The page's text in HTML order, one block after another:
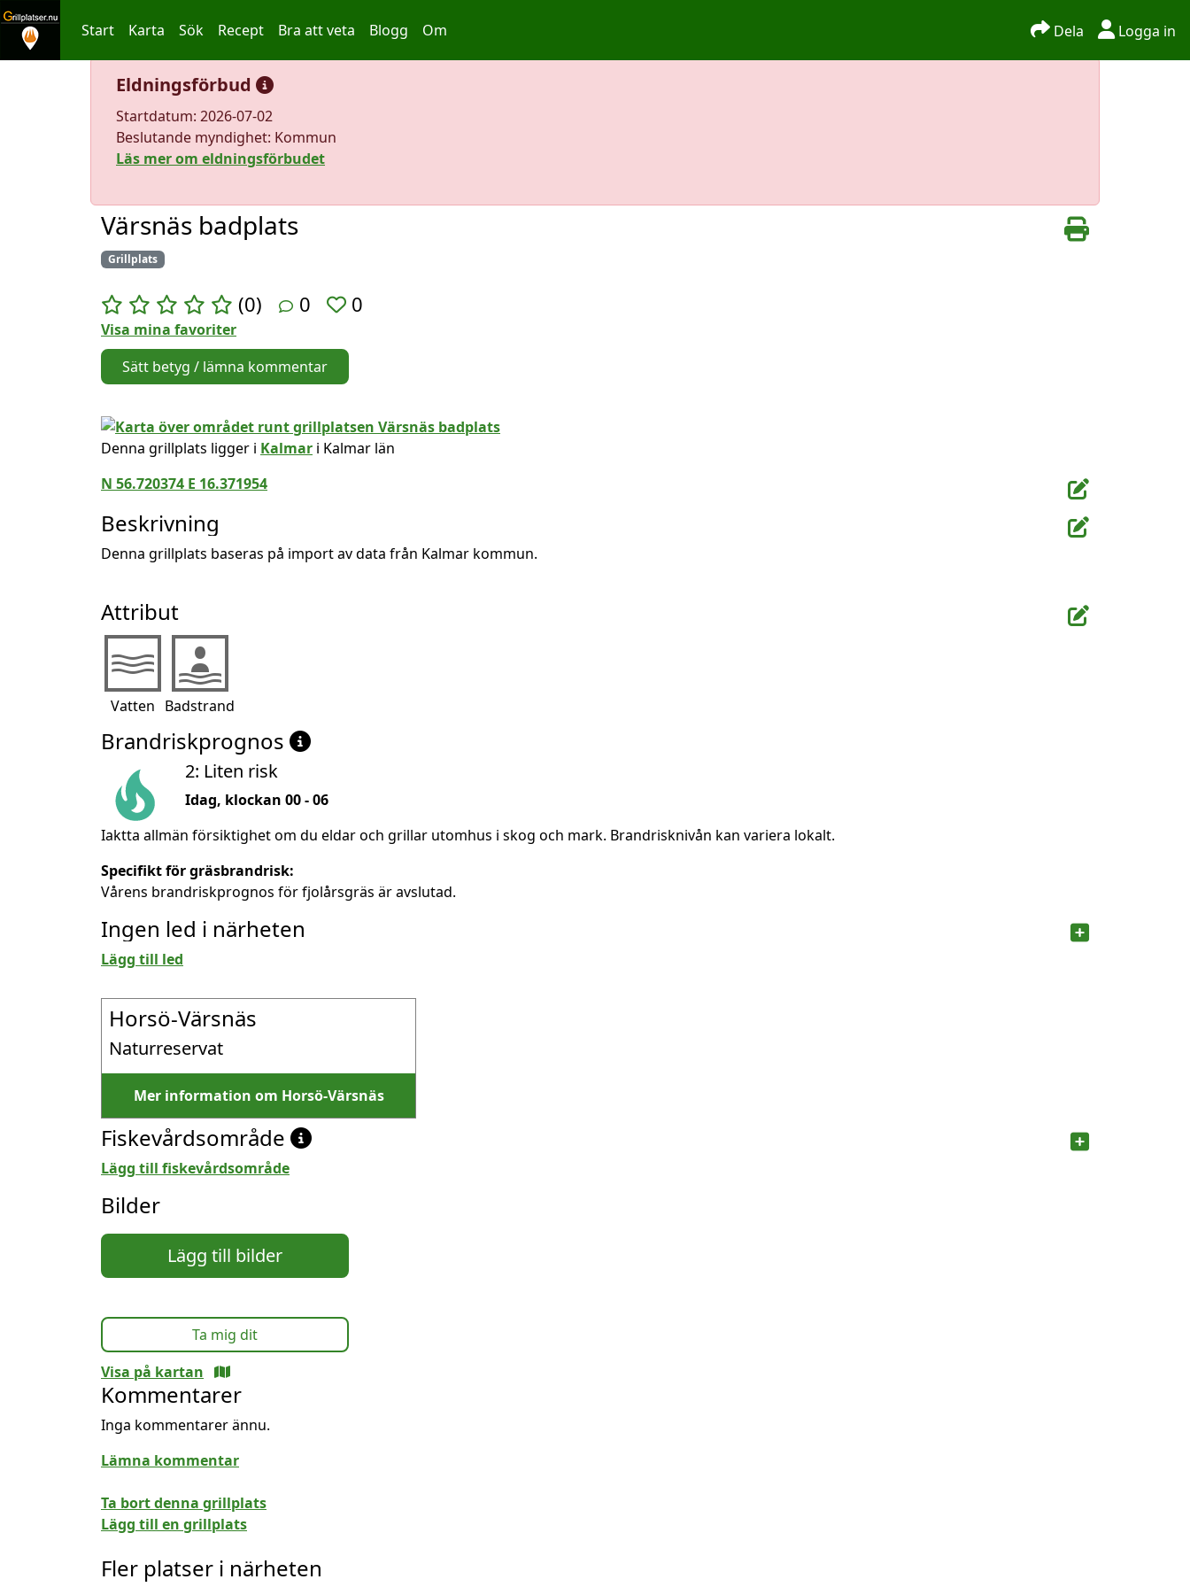
Start Karta Sök Recept Bra att veta Blogg Om Dela Logga in
Eldningsförbud
Startdatum: 2026-07-02
Beslutande myndighet: Kommun
Läs mer om eldningsförbudet
Värsnäs badplats
Grillplats
(0) 0 0
Visa mina favoriter
Sätt betyg / lämna kommentar
Denna grillplats ligger i Kalmar i Kalmar län
N 56.720374 E 16.371954
Beskrivning
Denna grillplats baseras på import av data från Kalmar kommun.
Attribut
Vatten Badstrand
Brandriskprognos
2: Liten risk
Idag, klockan 00 - 06
Iaktta allmän försiktighet om du eldar och grillar utomhus i skog och mark. Brandrisknivån kan variera lokalt.
Specifikt för gräsbrandrisk:
Vårens brandriskprognos för fjolårsgräs är avslutad.
Ingen led i närheten
Lägg till led
Horsö-Värsnäs
Naturreservat
Mer information om Horsö-Värsnäs
Fiskevårdsområde
Lägg till fiskevårdsområde
Bilder
Lägg till bilder
Ta mig dit
Visa på kartan
Kommentarer
Inga kommentarer ännu.
Lämna kommentar
Ta bort denna grillplats
Lägg till en grillplats
Fler platser i närheten